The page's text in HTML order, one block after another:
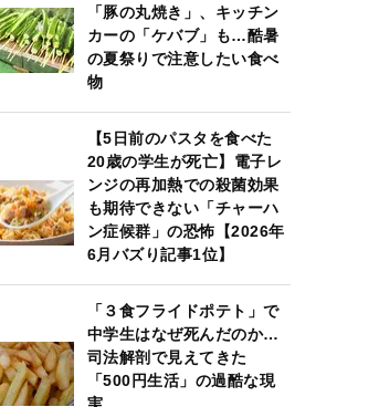
「豚の丸焼き」、キッチン
カーの「ケバブ」も…酷暑
の夏祭りで注意したい食べ
物
【5日前のパスタを食べた
20歳の学生が死亡】電子レ
ンジの再加熱での殺菌効果
も期待できない「チャーハ
ン症候群」の恐怖【2026年
6月バズり記事1位】
「３食フライドポテト」で
中学生はなぜ死んだのか…
司法解剖で見えてきた
「500円生活」の過酷な現